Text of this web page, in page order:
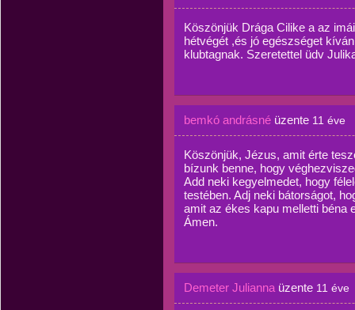
Köszönjük Drága Cilike a az
hétvégét ,és jó egészséget
klubtagnak. Szeretettel üdv
bemkó andrásné üzente 11 éve
Köszönjük, Jézus, amit érte
bízunk benne, hogy
Add neki kegyelmedet, hogy
testében. Adj neki bátorságot,
amit az ékes kapu melletti béna
Ámen.
Demeter Julianna üzente 11 éve